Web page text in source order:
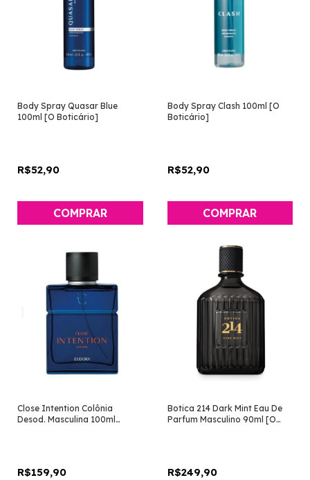
Body Spray Quasar Blue
100ml [O Boticário]
R$52,90
Body Spray Clash 100ml [O
Boticário]
R$52,90
Close Intention Colônia
Desod. Masculina 100ml
R$159,90
Botica 214 Dark Mint Eau De
Parfum Masculino 90ml [O
R$249,90